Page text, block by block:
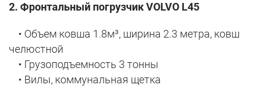
2. Фронтальный погрузчик VOLVO L45
• Объем ковша 1.8м³, ширина 2.3 метра, ковш
челюстной
• Грузоподъемность 3 тонны
• Вилы, коммунальная щетка